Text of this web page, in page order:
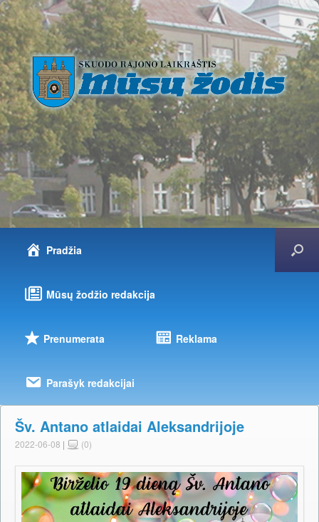
Pradžia
Mūsų žodžio redakcija
Prenumerata Reklama
Parašyk redakcijai
Šv. Antano atlaidai Aleksandrijoje
2022-06-08 | (0)